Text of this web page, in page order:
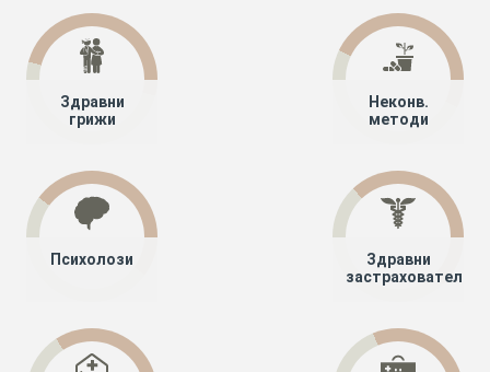
Здравни
грижи
Неконв.
методи
Психолози
Здравни
застрахователи